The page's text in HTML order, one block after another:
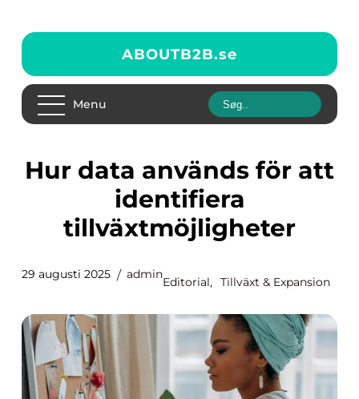
ABOUTB2B.se
Menu
Hur data används för att
identifiera
tillväxtmöjligheter
29 augusti 2025 admin
Editorial, Tillväxt & Expansion